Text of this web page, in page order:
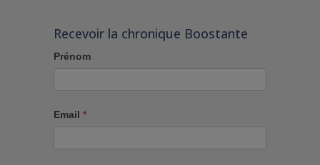
Recevoir la chronique Boostante
Prénom
Email *